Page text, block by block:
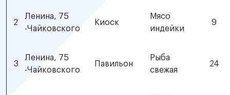
2
Ленина, 75
-Чайковского
Киоск
Мясо
индейки
9
3
Ленина, 75
-Чайковского
Павильон
Рыба
свежая
24